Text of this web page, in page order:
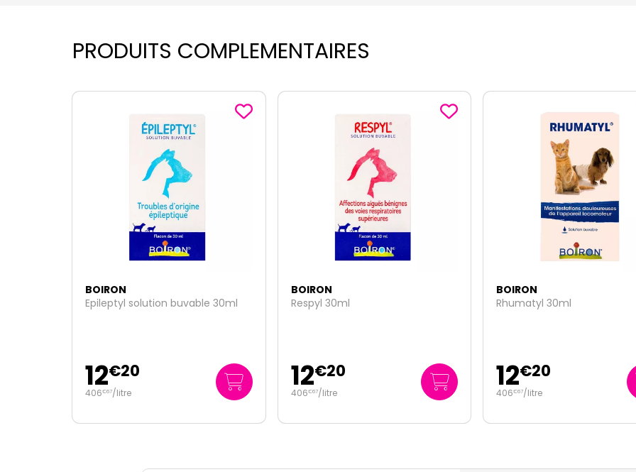
PRODUITS COMPLEMENTAIRES
BOIRON
Respyl 30ml
12€20
406€67/litre
BOIRON
Rhumatyl 30ml
12€20
406€67/litre
BOIRON
Hépatyl solution buvable
12€20
406€67/litre